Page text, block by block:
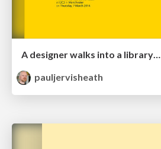
A designer walks into a library…
pauljervisheath